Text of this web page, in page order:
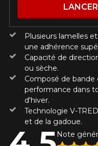
PROMOTIONS EN
CODE PROMO
Procédures d'achat
Méthodes de paiement
Protection contre les
Politique de retour
Foire aux questions
Plusieurs lamelles
une adhérence
Capacité de
ou sèche.
Composé de
performance dans
d'hiver.
Technologie V-
et de la gadoue.
Note
Modèle
Option